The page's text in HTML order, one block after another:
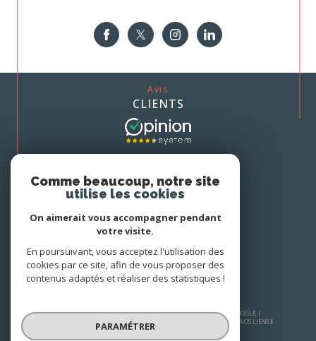
Avis
CLIENTS
ADHÉRONS
© 2026 | TOUS DROITS RÉSERVÉS | TRADUCTION POWERED BY GOOGLE |
MENTIONS LÉGALES ADMIN
NOS LIENS
POLITIQUE RGPD
Comme beaucoup, notre site
utilise les cookies
On aimerait vous accompagner pendant
votre visite.
En poursuivant, vous acceptez l'utilisation des
cookies par ce site, afin de vous proposer des
contenus adaptés et réaliser des statistiques !
PARAMÉTRER